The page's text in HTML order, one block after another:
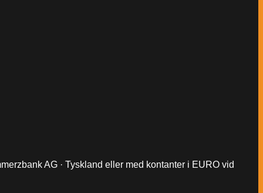
AG · Tyskland eller med kontanter i EURO vid